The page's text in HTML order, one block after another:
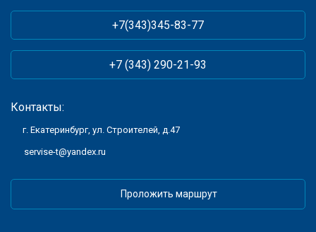
+7(343)345-83-77
+7 (343) 290-21-93
Контакты:
г. Екатеринбург, ул. Строителей, д.47
servise-t@yandex.ru
Проложить маршрут